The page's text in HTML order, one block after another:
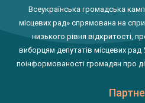
Всеукраїнська громадська
місцевих рад» спрямована на
низького рівня відкритості,
виборцям депутатів місцевих рад
поінформованості громадян про